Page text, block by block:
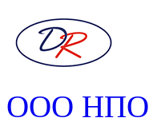
ООО НПО